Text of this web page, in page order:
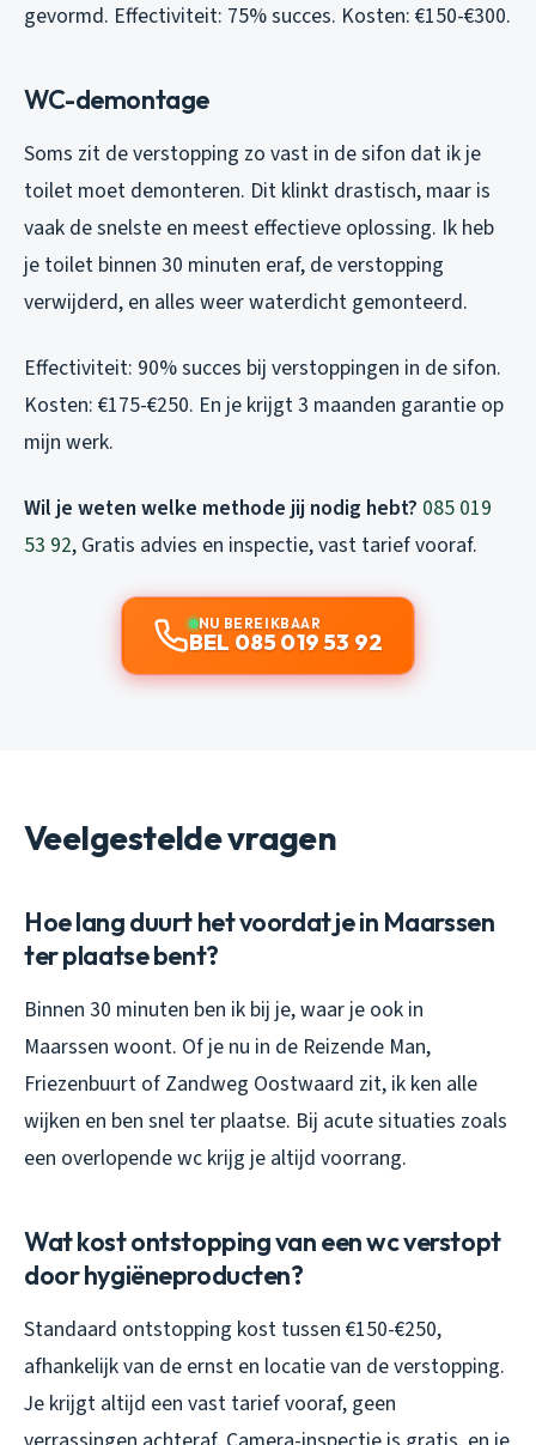
gevormd. Effectiviteit: 75% succes. Kosten: €150-€300.
WC-demontage
Soms zit de verstopping zo vast in de sifon dat ik je
toilet moet demonteren. Dit klinkt drastisch, maar is
vaak de snelste en meest effectieve oplossing. Ik heb
je toilet binnen 30 minuten eraf, de verstopping
verwijderd, en alles weer waterdicht gemonteerd.
Effectiviteit: 90% succes bij verstoppingen in de sifon.
Kosten: €175-€250. En je krijgt 3 maanden garantie op
mijn werk.
Wil je weten welke methode jij nodig hebt? 085 019
53 92, Gratis advies en inspectie, vast tarief vooraf.
NU BEREIKBAAR
BEL 085 019 53 92
Veelgestelde vragen
Hoe lang duurt het voordat je in Maarssen
ter plaatse bent?
Binnen 30 minuten ben ik bij je, waar je ook in
Maarssen woont. Of je nu in de Reizende Man,
Friezenbuurt of Zandweg Oostwaard zit, ik ken alle
wijken en ben snel ter plaatse. Bij acute situaties zoals
een overlopende wc krijg je altijd voorrang.
Wat kost ontstopping van een wc verstopt
door hygiëneproducten?
Standaard ontstopping kost tussen €150-€250,
afhankelijk van de ernst en locatie van de verstopping.
Je krijgt altijd een vast tarief vooraf, geen